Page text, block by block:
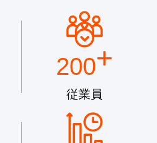
200+
従業員